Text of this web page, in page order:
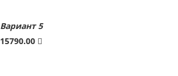
Вариант 5
15790.00